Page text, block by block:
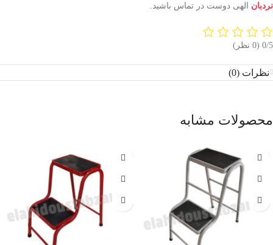
نردبان الهی دوست در تماس باشید.
‫0/5 ‫(0 نظر)
نظرات (0)
محصولات مشابه